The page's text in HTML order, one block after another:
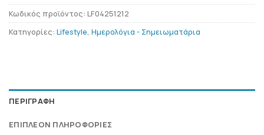
Κωδικός προϊόντος: LF04251212
Κατηγορίες: Lifestyle, Ημερολόγια - Σημειωματάρια
ΠΕΡΙΓΡΑΦΉ
ΕΠΙΠΛΈΟΝ ΠΛΗΡΟΦΟΡΊΕΣ